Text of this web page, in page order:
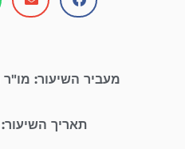
מעביר השיעור:
תאריך